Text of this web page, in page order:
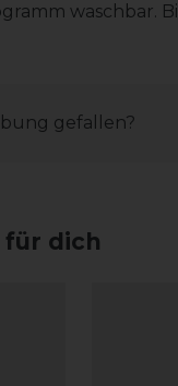
waschbar.
gefallen?
für dich